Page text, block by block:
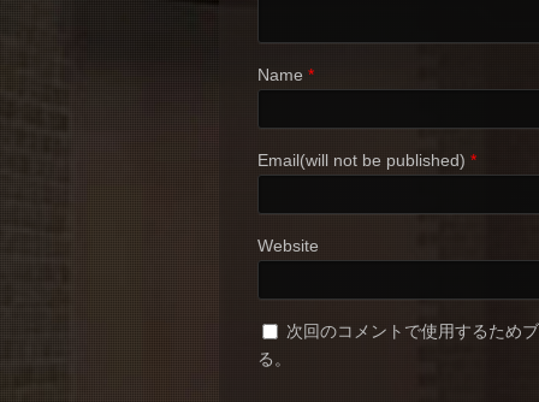
Name *
Email(will not be published) *
Website
次回のコメントで使用するため
る。